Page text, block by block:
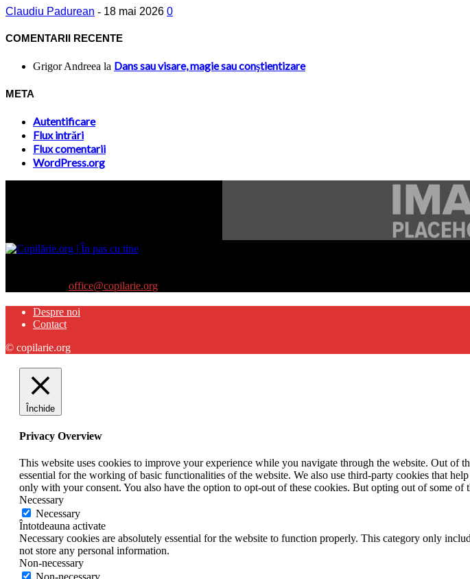
Claudiu Padurean - 18 mai 2026 0
COMENTARII RECENTE
Grigor Andreea la Dans sau visare, magie sau conştientizare
META
Autentificare
Flux intrări
Flux comentarii
WordPress.org
office@copilarie.org
Despre noi
Contact
© copilarie.org
Închide
Privacy Overview
This website uses cookies to improve your experience while you navigate through the website. Out of
essential for the working of basic functionalities of the website. We also use third-party cookies that
only with your consent. You also have the option to opt-out of these cookies. But opting out of some of
Necessary
Necessary
Întotdeauna activate
Necessary cookies are absolutely essential for the website to function properly. This category only
not store any personal information.
Non-necessary